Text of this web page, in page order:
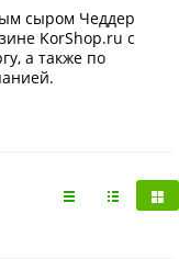
сыром Чеддер
KorShop.ru с
а также по